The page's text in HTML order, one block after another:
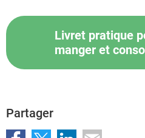
Livret pratique
manger et
Partager